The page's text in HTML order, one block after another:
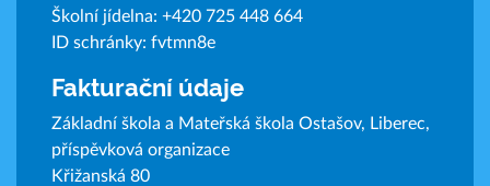
Školní jídelna: +420 725 448 664
ID schránky: fvtmn8e
Fakturační údaje
Základní škola a Mateřská škola Ostašov, Liberec,
příspěvková organizace
Křižanská 80